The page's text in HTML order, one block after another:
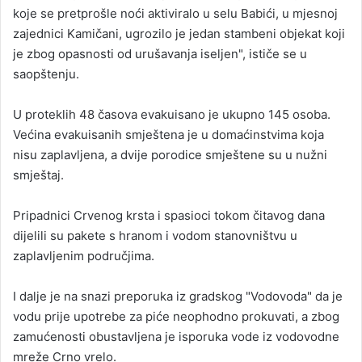
koje se pretprošle noći aktiviralo u selu Babići, u mjesnoj
zajednici Kamičani, ugrozilo je jedan stambeni objekat koji
je zbog opasnosti od urušavanja iseljen", ističe se u
saopštenju.
U proteklih 48 časova evakuisano je ukupno 145 osoba.
Većina evakuisanih smještena je u domaćinstvima koja
nisu zaplavljena, a dvije porodice smještene su u nužni
smještaj.
Pripadnici Crvenog krsta i spasioci tokom čitavog dana
dijelili su pakete s hranom i vodom stanovništvu u
zaplavljenim područjima.
I dalje je na snazi preporuka iz gradskog "Vodovoda" da je
vodu prije upotrebe za piće neophodno prokuvati, a zbog
zamućenosti obustavljena je isporuka vode iz vodovodne
mreže Crno vrelo.